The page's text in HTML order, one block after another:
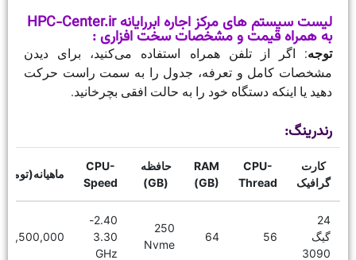
لیست سیستم های مرکز اجاره ابررایانه HPC-Center.ir
به همراه قیمت و مشخصات سخت افزاری :
توجه: اگر از تلفن همراه استفاده می‌کنید، برای دیدن
مشخصات کامل و تعرفه، جدول را به سمت راست حرکت
دهید یا اینکه دستگاه خود را به حالت افقی بچرخانید.
رندرینگ:
کارت
گرافیک
CPU-
Thread
RAM
(GB)
حافظه
(GB)
CPU-
Speed
24
گیگ
3090
56
64
250
Nvme
2.40-
3.30
GHz
16,500,000